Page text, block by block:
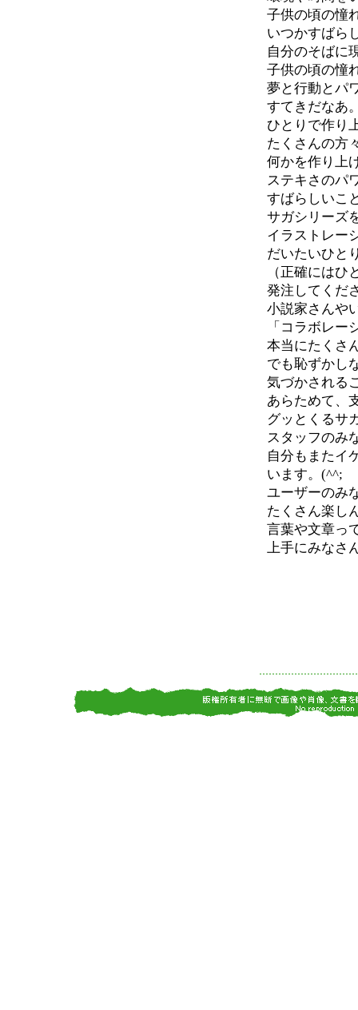
子供の頃の憧
いつかすばら
自分のそばに
子供の頃の憧
夢と行動とパ
すてきだなあ
ひとりで作り
たくさんの方
何かを作り上
ステキさのパ
すばらしいこ
サガシリーズ
イラストレー
だいたいひと
（正確には
発注してくだ
小説家さんや
「コラボレ
本当にたくさ
でも恥ずかし
気づかされる
あらためて、
グッとくるサ
スタッフのみ
自分もまたイ
います。(^^;
ユーザーのみ
たくさん楽し
言葉や文章っ
上手にみなさ